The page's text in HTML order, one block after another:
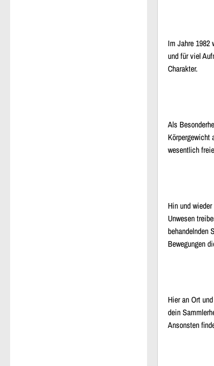
Im Jahre 1982
und für viel
Charakter.
Als
Körpergewicht
wesentlich
Hin und
Unwesen
behandelnden
Bewegungen
Hier an Ort
dein
Ansonsten